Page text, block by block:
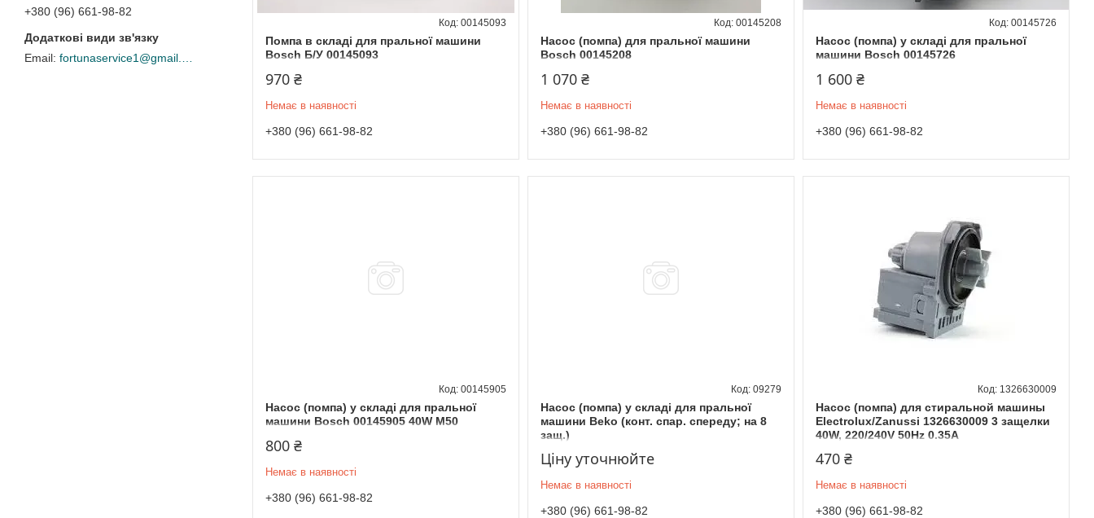
+380 (96) 661-98-82
Помпа в складі для пральної машини
Bosch Б/У 00145093
00145093
970 ₴
Немає в наявності
+380 (96) 661-98-82
Насос (помпа) для пральної машини
Bosch 00145208
00145208
1 070 ₴
Немає в наявності
+380 (96) 661-98-82
Насос (помпа) у складі для пральної
машини Bosch 00145726
00145726
1 600 ₴
Немає в наявності
+380 (96) 661-98-82
Насос (помпа) у складі для пральної
машини Bosch 00145905 40W M50
00145905
800 ₴
Немає в наявності
+380 (96) 661-98-82
Насос (помпа) у складі для пральної
машини Beko (конт. спар. спереду; на 8
защ.)
09279
Ціну уточнюйте
Немає в наявності
+380 (96) 661-98-82
Насос (помпа) для стиральной машины
Electrolux/Zanussi 1326630009 3 защелки
40W, 220/240V 50Hz 0.35A
1326630009
470 ₴
Немає в наявності
+380 (96) 661-98-82